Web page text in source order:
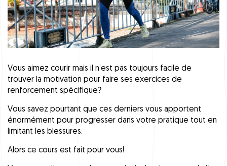
Vous aimez courir mais il n’est pas toujours facile de
trouver la motivation pour faire ses exercices de
renforcement spécifique?
Vous savez pourtant que ces derniers vous apportent
énormément pour progresser dans votre pratique tout en
limitant les blessures.
Alors ce cours est fait pour vous!